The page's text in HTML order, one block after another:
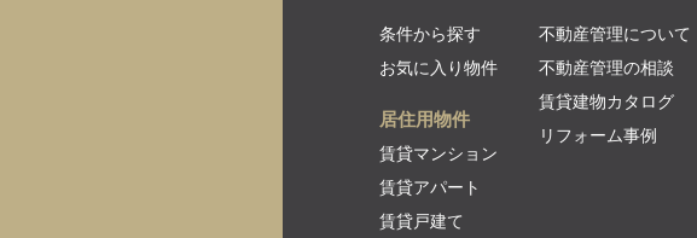
条件から探す
お気に入り物件
居住用物件
賃貸マンション
賃貸アパート
賃貸戸建て
不動産管理について
不動産管理の相談
賃貸建物カタログ
リフォーム事例